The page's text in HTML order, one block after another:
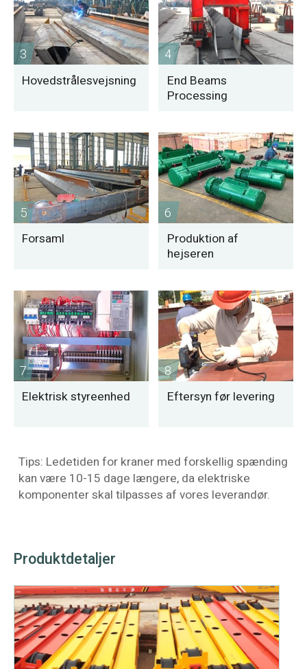
3
Hovedstrålesvejsning
4
End Beams
Processing
5
Forsaml
6
Produktion af
hejseren
7
Elektrisk styreenhed
8
Eftersyn før levering
Tips: Ledetiden for kraner med forskellig spænding
kan være 10-15 dage længere, da elektriske
komponenter skal tilpasses af vores leverandør.
Produktdetaljer